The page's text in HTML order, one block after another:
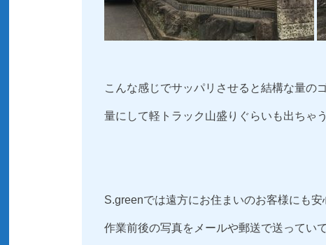
こんな感じでサッパリさせると結構な量の
量にして軽トラック山盛りぐらいも出ちゃ
S.greenでは遠方にお住まいのお客様にも安
作業前後の写真をメールや郵送で送ってい